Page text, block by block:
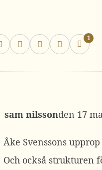
1
sam nilsson 17
Åke Svenssons
Och också strukturen